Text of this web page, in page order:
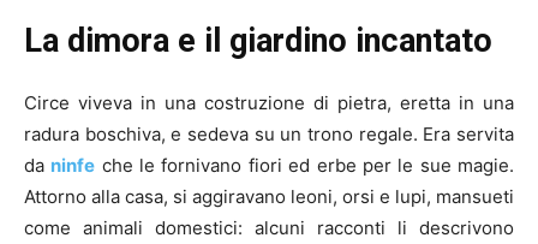
La dimora e il giardino incantato
Circe viveva in una costruzione di pietra, eretta in una
radura boschiva, e sedeva su un trono regale. Era servita
da ninfe che le fornivano fiori ed erbe per le sue magie.
Attorno alla casa, si aggiravano leoni, orsi e lupi, mansueti
come animali domestici: alcuni racconti li descrivono